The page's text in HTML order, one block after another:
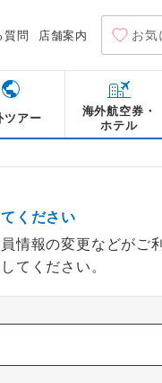
質問 店舗案内 お気
ツアー
海外航空券・
ホテル
ください
情報の変更などがご
てください。